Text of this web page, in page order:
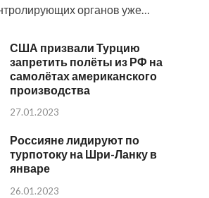
органов уже…
США призвали Турцию
запретить полёты из РФ на
самолётах американского
производства
27.01.2023
Россияне лидируют по
турпотоку на Шри-Ланку в
январе
26.01.2023